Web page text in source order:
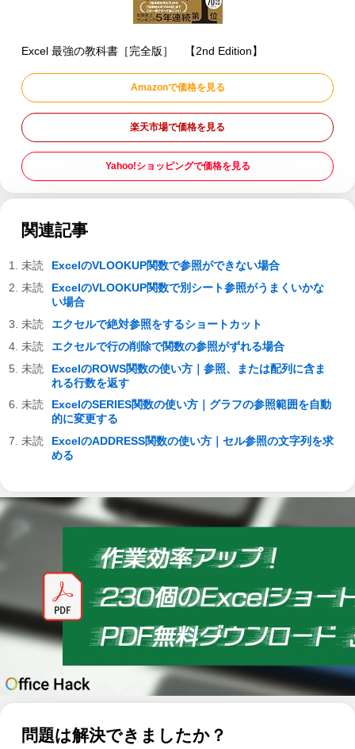
Excel 最強の教科書［完全版］ 【2nd Edition】
Amazonで価格を見る
楽天市場で価格を見る
Yahoo!ショッピングで価格を見る
関連記事
ExcelのVLOOKUP関数で参照ができない場合
ExcelのVLOOKUP関数で別シート参照がうまくいかな
い場合
エクセルで絶対参照をするショートカット
エクセルで行の削除で関数の参照がずれる場合
ExcelのROWS関数の使い方｜参照、または配列に含ま
れる行数を返す
ExcelのSERIES関数の使い方｜グラフの参照範囲を自動
的に変更する
ExcelのADDRESS関数の使い方｜セル参照の文字列を求
める
問題は解決できましたか？